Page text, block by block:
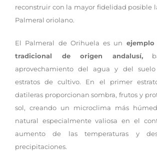
reconstruir con la mayor fidelidad posible
Palmeral oriolano.
El Palmeral de Orihuela es un
tradicional de origen andalusí,
aprovechamiento del agua y del
estratos de cultivo. En el primer
datileras proporcionan sombra, frutos y
sol, creando un microclima más
natural especialmente valiosa en el
aumento de las temperaturas y
precipitaciones.